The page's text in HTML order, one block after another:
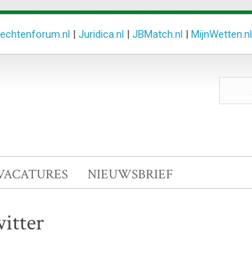
| Juridica.nl | JBMatch.nl | MijnWetten.nl
NIEUWSBRIEF